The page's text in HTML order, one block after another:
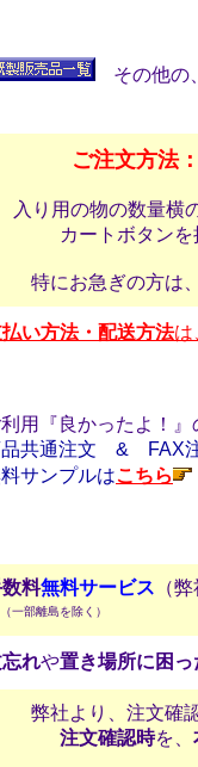
その他の
ご注文方法
入り用の物の数量横
カートボタン
特にお急ぎの方は
い方法・配送方法は
利用『良かったよ！』
共通注文 & FAX
サンプルはこちら
料無料サービス （
一部離島を除く）
れや置き場所に困っ
弊社より、注文確
注文確認時を、